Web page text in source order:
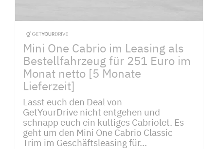
Mini One Cabrio im Leasing als
Bestellfahrzeug für 251 Euro im
Monat netto [5 Monate
Lieferzeit]
Lasst euch den Deal von
GetYourDrive nicht entgehen und
schnapp euch ein kultiges Cabriolet. Es
geht um den Mini One Cabrio Classic
Trim im Geschäftsleasing für...